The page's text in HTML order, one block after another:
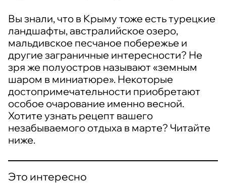
Вы знали, что в Крыму тоже есть турецкие
ландшафты, австралийское озеро,
мальдивское песчаное побережье и
другие заграничные интересности? Не
зря же полуостров называют «земным
шаром в миниатюре». Некоторые
достопримечательности приобретают
особое очарование именно весной.
Хотите узнать рецепт вашего
незабываемого отдыха в марте? Читайте
ниже.
Это интересно